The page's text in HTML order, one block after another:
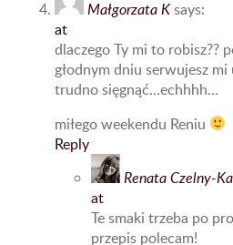
Małgorzata Ksays:
at
dlaczego Ty mi to robisz??
głodnym dniu serwujesz
trudno sięgnąć…echhhh…
miłego weekendu Reniu
Reply
Renata Czelny-
at
Te smaki trzeba po
przepis polecam!